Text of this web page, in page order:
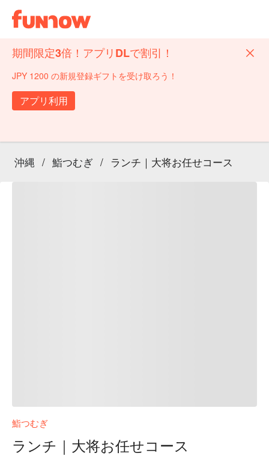
期間限定3倍！アプリDLで割引！
JPY 1200 の新規登録ギフトを受け取ろう！
アプリ利用
沖縄 / 鮨つむぎ / ランチ｜大将お任せコース
鮨つむぎ
ランチ｜大将お任せコース